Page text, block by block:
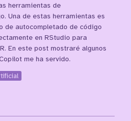
herramientas de
Una de estas herramientas es
de autocompletado de código
en RStudio para
En este post mostraré algunos
me ha servido.